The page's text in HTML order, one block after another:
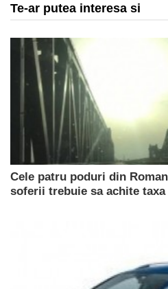
Te-ar putea interesa si
Cele patru poduri din
soferii trebuie sa achite taxa